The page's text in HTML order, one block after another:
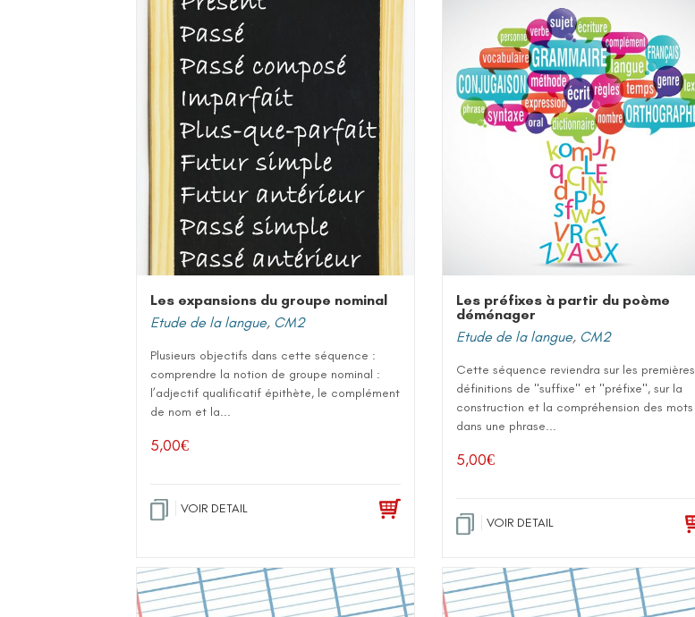
Les expansions du groupe nominal
Etude de la langue, CM2
Plusieurs objectifs dans cette séquence :
comprendre la notion de groupe nominal :
l’adjectif qualificatif épithète, le complément
de nom et la...
5,00€
VOIR DETAIL
Les préfixes à partir du poème
déménager
Etude de la langue, CM2
Cette séquence reviendra sur les premières
définitions de "suffixe" et "préfixe", sur la
construction et la compréhension des mots
dans une phrase...
5,00€
VOIR DETAIL